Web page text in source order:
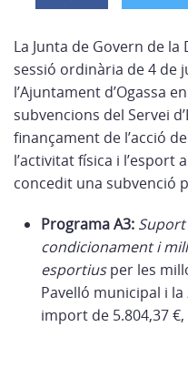
La Junta de Govern de
sessió ordinària de 4 de
l’Ajuntament d’Ogassa
subvencions del Servei
finançament de l’acció
l’activitat física i l’esport
concedit una subvenció
Programa A3:
condicionament i
esportiusper les
Pavelló municipal i
import de 5.804,37